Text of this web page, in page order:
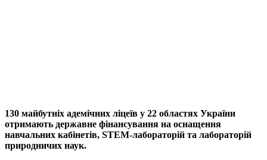
130 майбутніх адемічних ліцеїв у 22 областях України
отримають державне фінансування на оснащення
навчальних кабінетів, STEM-лабораторій та лабораторій
природничих наук.